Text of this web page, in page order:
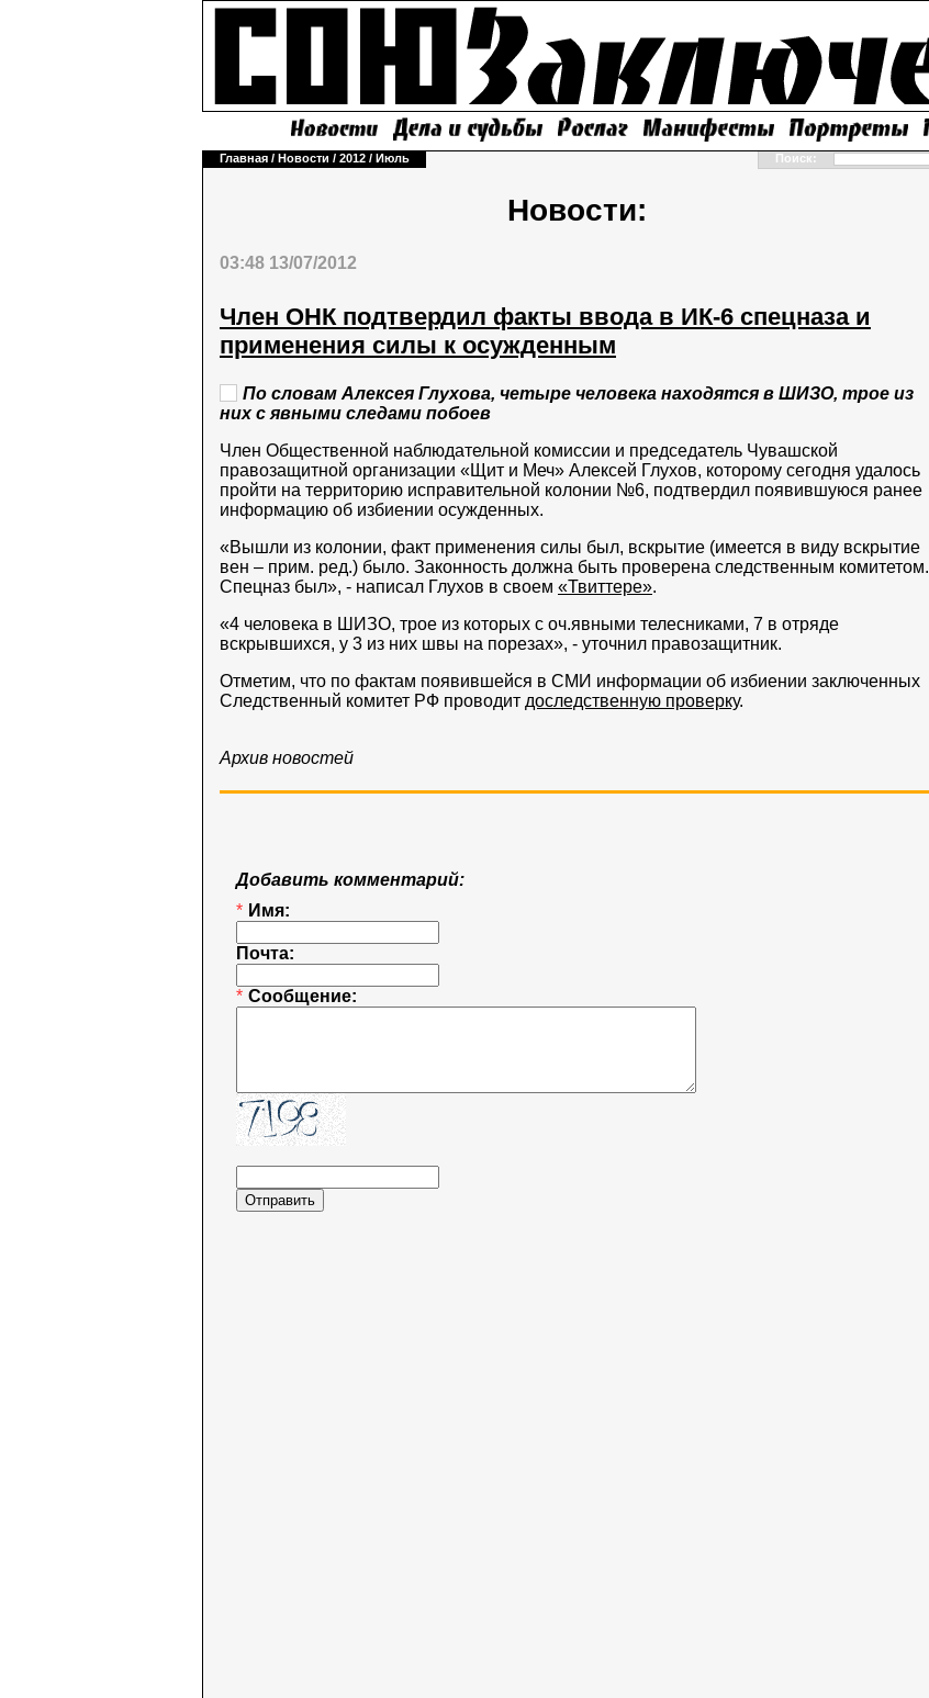
Главная / Новости / 2012 / Июль Поиск:
Новости:
03:48 13/07/2012
Член ОНК подтвердил факты ввода в ИК-6 спецназа и
применения силы к осужденным
По словам Алексея Глухова, четыре человека находятся в ШИЗО, трое из
них с явными следами побоев
Член Общественной наблюдательной комиссии и председатель Чувашской
правозащитной организации «Щит и Меч» Алексей Глухов, которому сегодня удалось
пройти на территорию исправительной колонии №6, подтвердил появившуюся ранее
информацию об избиении осужденных.
«Вышли из колонии, факт применения силы был, вскрытие (имеется в виду вскрытие
вен – прим. ред.) было. Законность должна быть проверена следственным комитетом.
Спецназ был», - написал Глухов в своем «Твиттере».
«4 человека в ШИЗО, трое из которых с оч.явными телесниками, 7 в отряде
вскрывшихся, у 3 из них швы на порезах», - уточнил правозащитник.
Отметим, что по фактам появившейся в СМИ информации об избиении заключенных
Следственный комитет РФ проводит доследственную проверку.
Архив новостей
Добавить комментарий:
* Имя:
Почта:
* Сообщение: